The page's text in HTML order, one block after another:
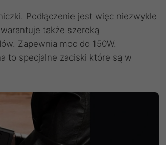
Podłączenie jest więc niezwykle
także szeroką
Zapewnia moc do 150W.
to specjalne zaciski które są w